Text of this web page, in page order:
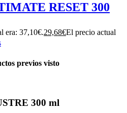
RESET 300
era: 37,10€.29,68€El precio actual
previos visto
300 ml